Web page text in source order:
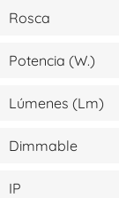
Rosca
Potencia (W.)
Lúmenes (lm)
Dimmable
IP